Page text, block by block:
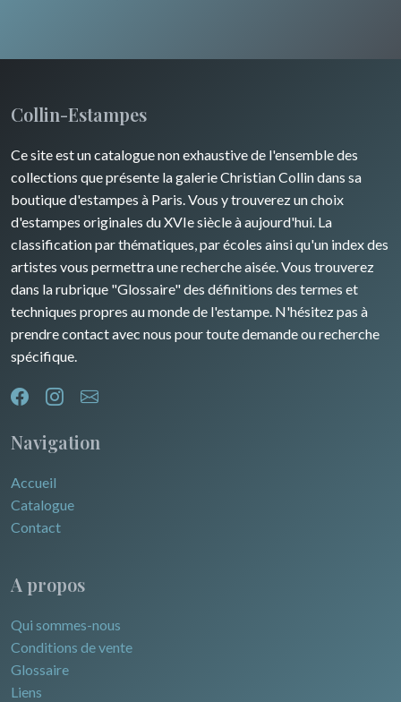
Collin-Estampes
Ce site est un catalogue non exhaustive de l'ensemble des
collections que présente la galerie Christian Collin dans sa
boutique d'estampes à Paris. Vous y trouverez un choix
d'estampes originales du XVIe siècle à aujourd'hui. La
classification par thématiques, par écoles ainsi qu'un index des
artistes vous permettra une recherche aisée. Vous trouverez
dans la rubrique "Glossaire" des définitions des termes et
techniques propres au monde de l'estampe. N'hésitez pas à
prendre contact avec nous pour toute demande ou recherche
spécifique.
Navigation
Accueil
Catalogue
Contact
A propos
Qui sommes-nous
Conditions de vente
Glossaire
Liens